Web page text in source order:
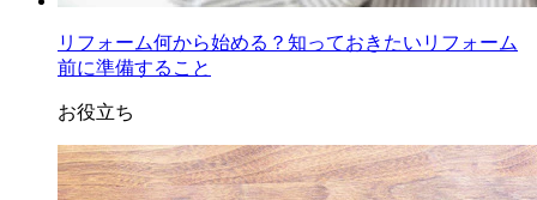
リフォーム何から始める？知っておきたいリフォーム
前に準備すること
お役立ち